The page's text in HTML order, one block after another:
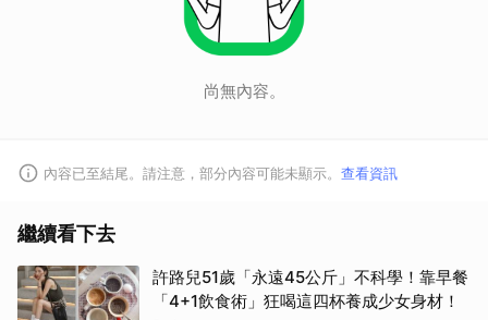
尚無內容。
內容已至結尾。請注意，部分內容可能未顯示。 查看資訊
繼續看下去
許路兒51歲「永遠45公斤」不科學！靠早餐
「4+1飲食術」狂喝這四杯養成少女身材！